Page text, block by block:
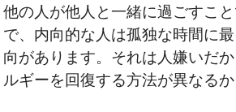
他の人が他人と一緒に過ごすこ
で、内向的な人は孤独な時間に
向があります。それは人嫌いだ
ルギーを回復する方法が異なるか